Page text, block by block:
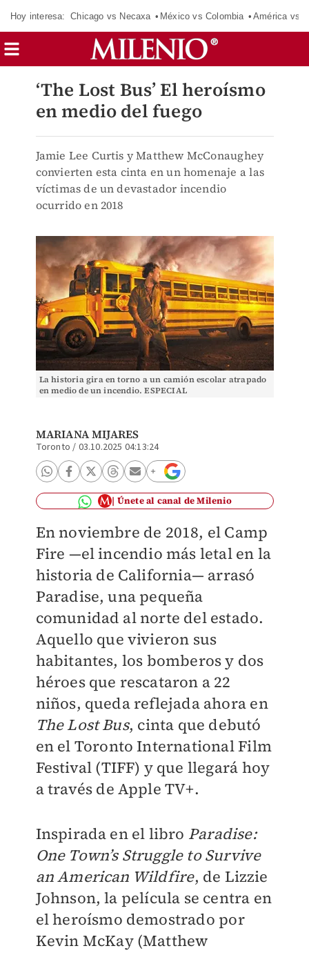
Hoy interesa: Chicago vs Necaxa México vs Colombia América vs
‘The Lost Bus’ El heroísmo
en medio del fuego
Jamie Lee Curtis y Matthew McConaughey
convierten esta cinta en un homenaje a las
víctimas de un devastador incendio
ocurrido en 2018
La historia gira en torno a un camión escolar atrapado
en medio de un incendio. ESPECIAL
MARIANA MIJARES
Toronto / 03.10.2025 04:13:24
Únete al canal de Milenio
En noviembre de 2018, el Camp
Fire —el incendio más letal en la
historia de California— arrasó
Paradise, una pequeña
comunidad al norte del estado.
Aquello que vivieron sus
habitantes, los bomberos y dos
héroes que rescataron a 22
niños, queda reflejada ahora en
The Lost Bus, cinta que debutó
en el Toronto International Film
Festival (TIFF) y que llegará hoy
a través de Apple TV+.
Inspirada en el libro Paradise:
One Town’s Struggle to Survive
an American Wildfire, de Lizzie
Johnson, la película se centra en
el heroísmo demostrado por
Kevin McKay (Matthew